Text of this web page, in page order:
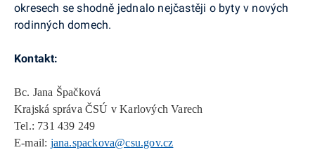
okresech se shodně jednalo nejčastěji o byty v nových
rodinných domech.
Kontakt:
Bc. Jana Špačková
Krajská správa ČSÚ v Karlových Varech
Tel.: 731 439 249
E-mail: jana.spackova@csu.gov.cz